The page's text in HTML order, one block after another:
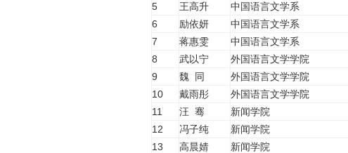
5
王高升 中国语言文学系
6
励依妍 中国语言文学系
7
蒋惠雯 中国语言文学系
8
武以宁 外国语言文学学院
9
魏 同 外国语言文学学院
10
戴雨彤 外国语言文学学院
11
汪 骞 新闻学院
12
冯子纯 新闻学院
13
高晨婧 新闻学院